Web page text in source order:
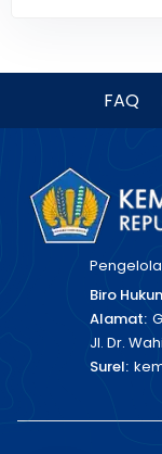
FAQ
Biro
Alamat:
Jl. Dr.
Surel: